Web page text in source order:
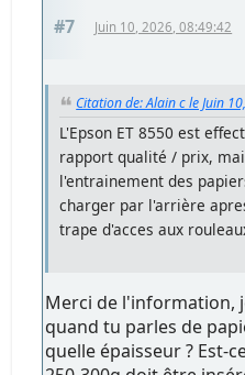
#7 Juin 10, 2026, 08:49:42
Citation de: Alain c le Juin
L'Epson ET 8550 est
rapport qualité / prix,
l'entrainement des
charger par l'arrière
trape d'acces aux
Merci de l'information,
quand tu parles de
quelle épaisseur ? Est-